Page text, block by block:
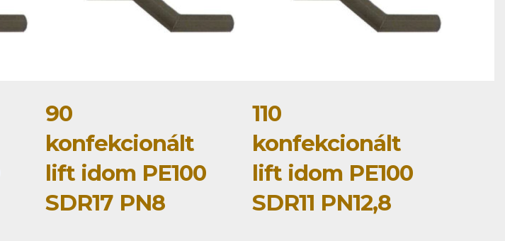
90
konfekcionált
lift idom PE100
SDR17 PN8
110
konfekcionált
lift idom PE100
SDR11 PN12,8